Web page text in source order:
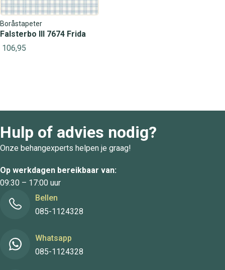
Boråstapeter
Falsterbo III 7674 Frida
106,95
Hulp of advies nodig?
Onze behangexperts helpen je graag!
Op werkdagen bereikbaar van:
09:30 – 17:00 uur
Bellen
085-1124328
Whatsapp
085-1124328